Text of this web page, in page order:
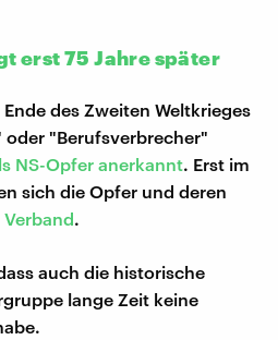
erst 75 Jahre später
des Zweiten Weltkrieges
oder "Berufsverbrecher"
NS-Opfer anerkannt. Erst im
sich die Opfer und deren
Verband.
auch die historische
lange Zeit keine